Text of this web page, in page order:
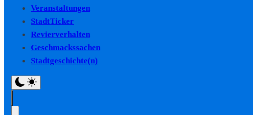
Veranstaltungen
StadtTicker
Revierverhalten
Geschmackssachen
Stadtgeschichte(n)